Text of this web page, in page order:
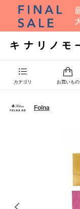
カテゴリ お買いもの
Folna